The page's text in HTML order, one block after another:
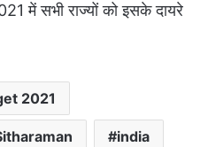
में सभी राज्यों को इसके दायरे
2021
india